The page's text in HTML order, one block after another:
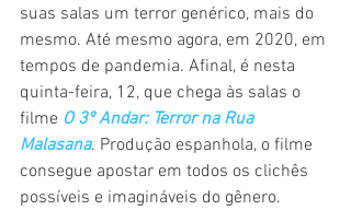
suas salas um terror genérico, mais do
mesmo. Até mesmo agora, em 2020, em
tempos de pandemia. Afinal, é nesta
quinta-feira, 12, que chega às salas o
filme O 3º Andar: Terror na Rua
Malasana. Produção espanhola, o filme
consegue apostar em todos os clichês
possíveis e imagináveis do gênero.